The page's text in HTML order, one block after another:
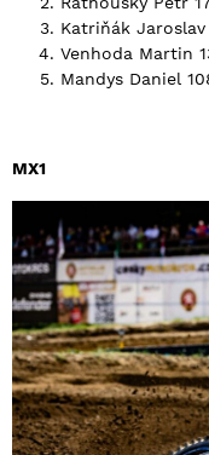
Katriňák Jaroslav
Venhoda Martin
Mandys Daniel
MX1